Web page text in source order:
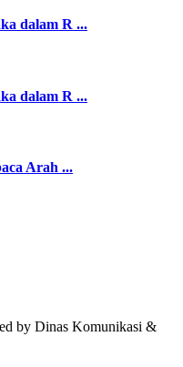
dalam R ...
dalam R ...
Arah ...
by Dinas Komunikasi &